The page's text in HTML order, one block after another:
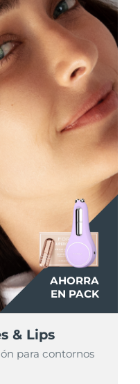
AHORRA
EN PACK
& Lips
para contornos
AHORRA
EN PACK
& Lips
para contornos